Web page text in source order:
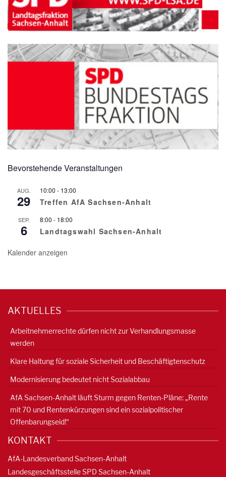
Bevorstehende Veranstaltungen
AUG.
29
10:00 - 13:00
Treffen AfA Sachsen-Anhalt
SEP.
6
8:00 - 18:00
Landtagswahl Sachsen-Anhalt
Kalender anzeigen
AKTUELLES
Arbeitnehmerrechte dürfen nicht zur Verhandlungsmasse
werden
Klare Haltung für soziale Sicherheit und Beschäftigtenschutz
Modernisierung bedeutet nicht Sozialabbau
AfA Sachsen-Anhalt läuft Sturm gegen Renten-Pläne: „Rente
mit 70 und Rentenkürzungen sind ein sozialpolitischer
Offenbarungseid!“
KONTAKT
AfA-Landesverband Sachsen-Anhalt
Landesgeschäftsstelle SPD Sachsen-Anhalt